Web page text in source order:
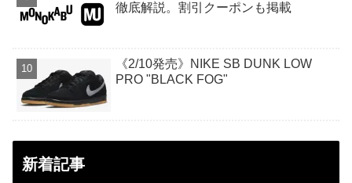
徹底解説。割引クーポンも掲載
《2/10発売》NIKE SB DUNK LOW
PRO "BLACK FOG"
新着記事